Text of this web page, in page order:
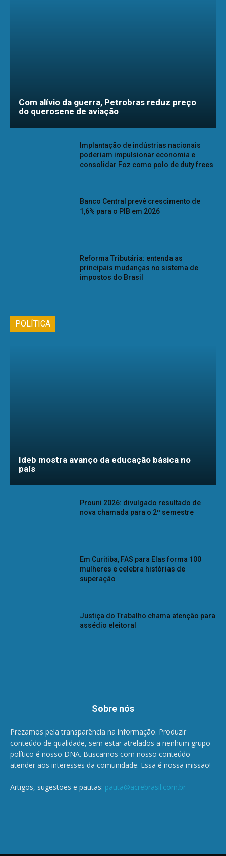
Com alívio da guerra, Petrobras reduz preço
do querosene de aviação
Implantação de indústrias nacionais
poderiam impulsionar economia e
consolidar Foz como polo de duty frees
Banco Central prevê crescimento de
1,6% para o PIB em 2026
Reforma Tributária: entenda as
principais mudanças no sistema de
impostos do Brasil
POLÍTICA
Ideb mostra avanço da educação básica no
país
Prouni 2026: divulgado resultado de
nova chamada para o 2º semestre
Em Curitiba, FAS para Elas forma 100
mulheres e celebra histórias de
superação
Justiça do Trabalho chama atenção para
assédio eleitoral
Sobre nós
Prezamos pela transparência na informação. Produzir
conteúdo de qualidade, sem estar atrelados a nenhum grupo
político é nosso DNA. Buscamos com nosso conteúdo
atender aos interesses da comunidade. Essa é nossa missão!
Artigos, sugestões e pautas: pauta@acrebrasil.com.br